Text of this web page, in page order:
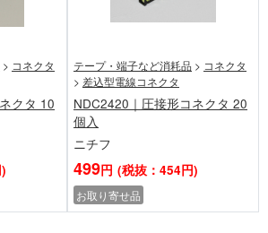
> コネクタ
クタ 10
テープ・端子など消耗品 > コネクタ
> 差込型電線コネクタ
NDC2420｜圧接形コネクタ 20
個入
ニチフ
499円 (税抜：454円)
お取り寄せ品